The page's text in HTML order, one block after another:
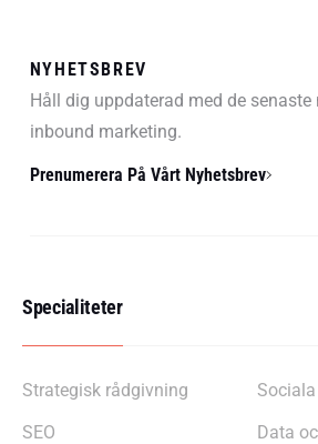
NYHETSBREV
Håll dig uppdaterad med de senaste
inbound marketing.
Prenumerera På Vårt Nyhetsbrev
Specialiteter
Strategisk rådgivning
SEO
Data